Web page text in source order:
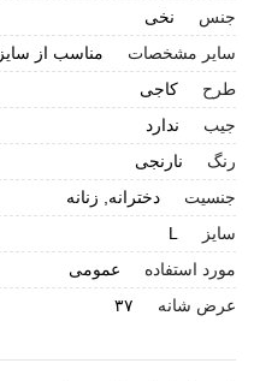
جنس
نخی
سایر مشخصات
مناسب از سایز ۳۶ تا ۴۲
طرح
کاجی
جیب
ندارد
رنگ
نارنجی
جنسیت
دخترانه, زنانه
سایز
L
مورد استفاده
عمومی
عرض شانه
۳۷